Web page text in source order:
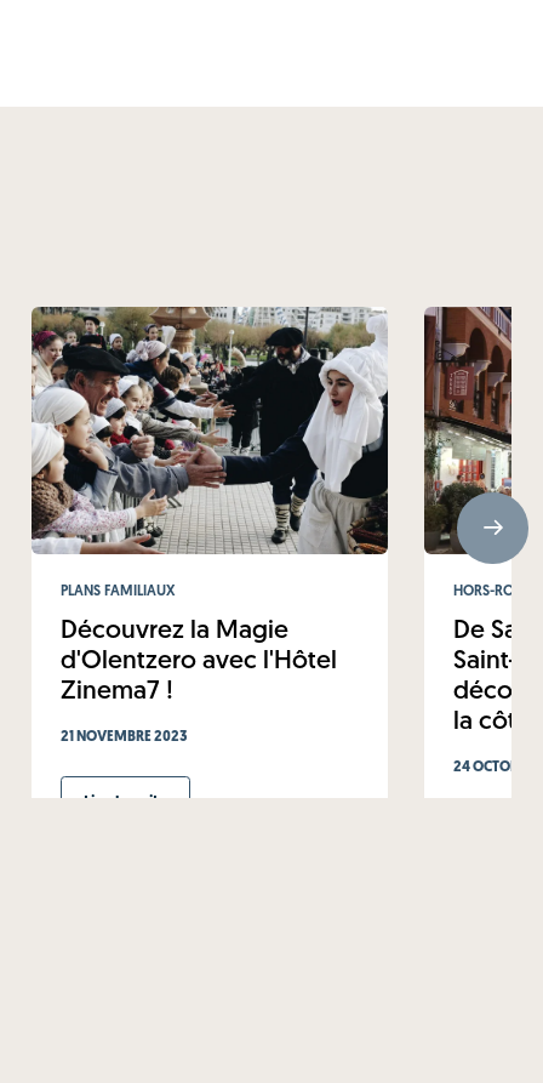
PLANS FAMILIAUX
Découvrez la Magie
d'Olentzero avec l'Hôtel
Zinema7 !
21 NOVEMBRE 2023
Lire la suite
HORS-ROUTE
De
Saint-
la côte
24 OCTOBRE